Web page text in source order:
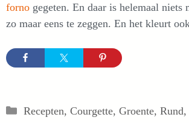
forno gegeten. En daar is helemaal niets
zo maar eens te zeggen. En het kleurt
Categorieën
Recepten, Courgette, Groente, Rund,